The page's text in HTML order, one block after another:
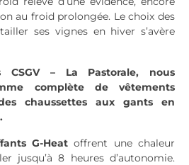
au froid prolongée. Le choix des
ses vignes en hiver s’avère
CSGV – La Pastorale, nous
complète de vêtements
chaussettes aux gants en
G-Heat offrent une chaleur
jusqu’à 8 heures d’autonomie.